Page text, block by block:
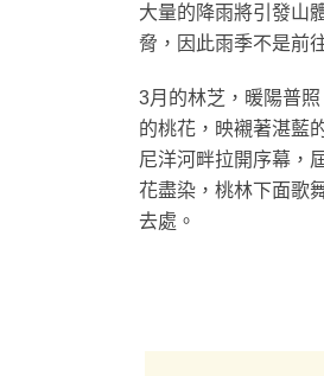
大量的降雨將引發山
脅，因此雨季不是前
3月的林芝，暖陽普
的桃花，映襯著湛藍
尼洋河畔拉開序幕，
花盡染，桃林下面歌
去處。